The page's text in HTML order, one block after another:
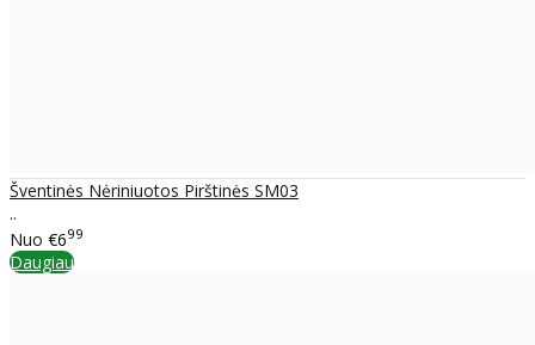
Šventinės Nėriniuotos Pirštinės SM03
..
Nuo €699
Daugiau